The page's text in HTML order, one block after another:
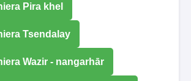
Pira khel
Tsendalay
Wazir - nangarhār